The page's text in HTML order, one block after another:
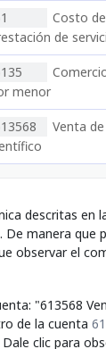
Costo
de
menor
Venta
descritas en
De manera que
observar el
"613568
de la cuenta
Dale clic para